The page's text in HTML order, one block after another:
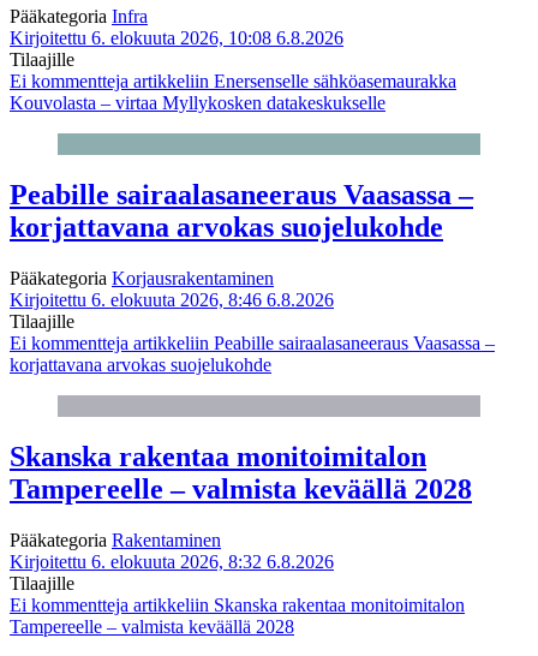
Pääkategoria Infra
Kirjoitettu 6. elokuuta 2026, 10:08 6.8.2026
Tilaajille
Ei kommentteja artikkeliin Enersenselle sähköasemaurakka
Kouvolasta – virtaa Myllykosken datakeskukselle
Peabille sairaalasaneeraus Vaasassa –
korjattavana arvokas suojelukohde
Pääkategoria Korjausrakentaminen
Kirjoitettu 6. elokuuta 2026, 8:46 6.8.2026
Tilaajille
Ei kommentteja artikkeliin Peabille sairaalasaneeraus Vaasassa –
korjattavana arvokas suojelukohde
Skanska rakentaa monitoimitalon
Tampereelle – valmista keväällä 2028
Pääkategoria Rakentaminen
Kirjoitettu 6. elokuuta 2026, 8:32 6.8.2026
Tilaajille
Ei kommentteja artikkeliin Skanska rakentaa monitoimitalon
Tampereelle – valmista keväällä 2028